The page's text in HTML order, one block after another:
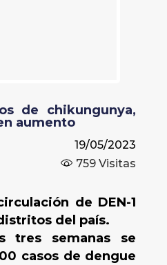
de chikungunya,
aumento
19/05/2023
759 Visitas
de DEN-1
del país.
tres semanas se
casos de dengue